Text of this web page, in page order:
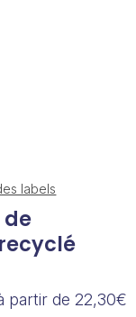
labels
de
partir de 22,30€